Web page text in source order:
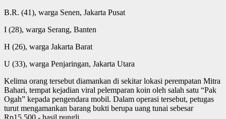
B.R. (41), warga Senen, Jakarta Pusat
I (28), warga Serang, Banten
H (26), warga Jakarta Barat
U (33), warga Penjaringan, Jakarta Utara
Kelima orang tersebut diamankan di sekitar lokasi perempatan Mitra
Bahari, tempat kejadian viral pelemparan koin oleh salah satu “Pak
Ogah” kepada pengendara mobil. Dalam operasi tersebut, petugas
turut mengamankan barang bukti berupa uang tunai sebesar